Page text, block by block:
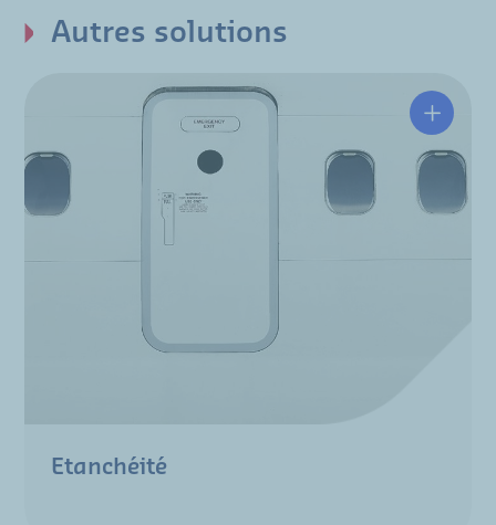
Autres solutions
Etanchéité